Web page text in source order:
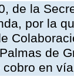
de la
por la
de
en